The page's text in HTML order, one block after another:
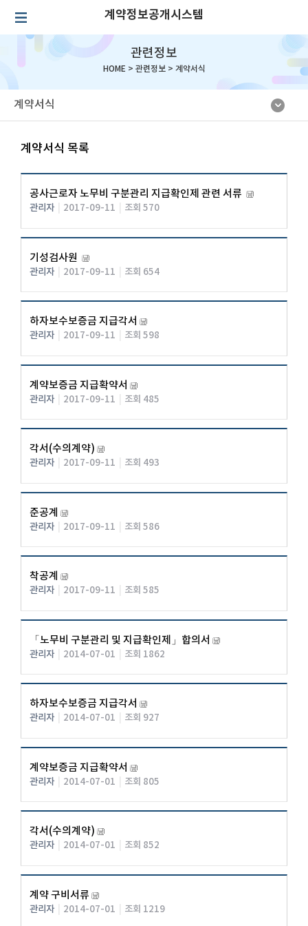
계약정보공개시스템
관련정보
HOME > 관련정보> 계약서식
계약서식
계약서식 목록
공사근로자 노무비 구분관리 지급확인제 관련 서류
관리자 2017-09-11 조회 570
기성검사원
관리자 2017-09-11 조회 654
하자보수보증금 지급각서
관리자 2017-09-11 조회 598
계약보증금 지급확약서
관리자 2017-09-11 조회 485
각서(수의계약)
관리자 2017-09-11 조회 493
준공계
관리자 2017-09-11 조회 586
착공계
관리자 2017-09-11 조회 585
「노무비 구분관리 및 지급확인제」합의서
관리자 2014-07-01 조회 1862
하자보수보증금 지급각서
관리자 2014-07-01 조회 927
계약보증금 지급확약서
관리자 2014-07-01 조회 805
각서(수의계약)
관리자 2014-07-01 조회 852
계약 구비서류
관리자 2014-07-01 조회 1219